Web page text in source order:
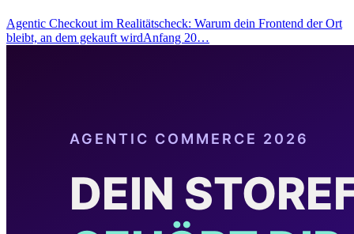
Agentic Checkout im Realitätscheck: Warum dein Frontend der Ort
bleibt, an dem gekauft wirdAnfang 20…